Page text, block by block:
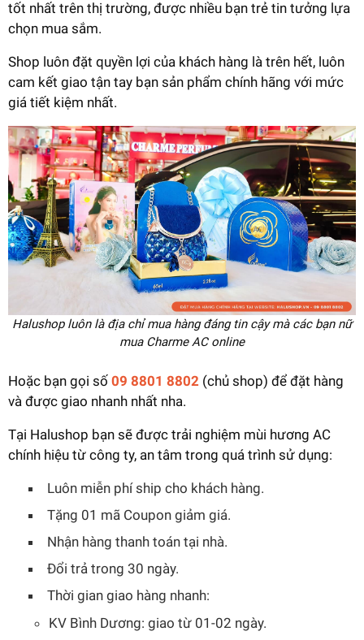
tốt nhất trên thị trường, được nhiều bạn trẻ tin tưởng lựa
chọn mua sắm.
Shop luôn đặt quyền lợi của khách hàng là trên hết, luôn
cam kết giao tận tay bạn sản phẩm chính hãng với mức
giá tiết kiệm nhất.
Halushop luôn là địa chỉ mua hàng đáng tin cậy mà các bạn nữ
mua Charme AC online
Hoặc bạn gọi số 09 8801 8802 (chủ shop) để đặt hàng
và được giao nhanh nhất nha.
Tại Halushop bạn sẽ được trải nghiệm mùi hương AC
chính hiệu từ công ty, an tâm trong quá trình sử dụng:
Luôn miễn phí ship cho khách hàng.
Tặng 01 mã Coupon giảm giá.
Nhận hàng thanh toán tại nhà.
Đổi trả trong 30 ngày.
Thời gian giao hàng nhanh:
KV Bình Dương: giao từ 01-02 ngày.